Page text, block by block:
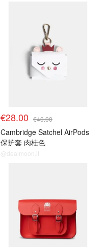
€28.00 €40.00
Cambridge Satchel AirPods
保护套 肉桂色
@dealmoon.it